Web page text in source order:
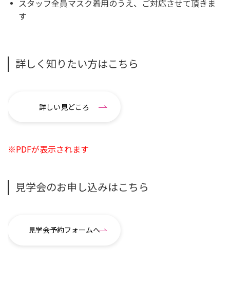
スタッフ全員マスク着用のうえ、ご対応させて頂きま
す
詳しく知りたい方はこちら
詳しい見どころ
※PDFが表示されます
見学会のお申し込みはこちら
見学会予約フォームへ